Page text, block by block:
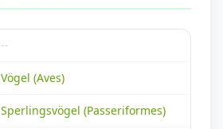
--
Vögel (Aves)
Sperlingsvögel (Passeriformes)